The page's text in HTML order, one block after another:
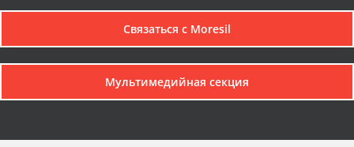
Связаться с Moresil
Мультимедийная секция